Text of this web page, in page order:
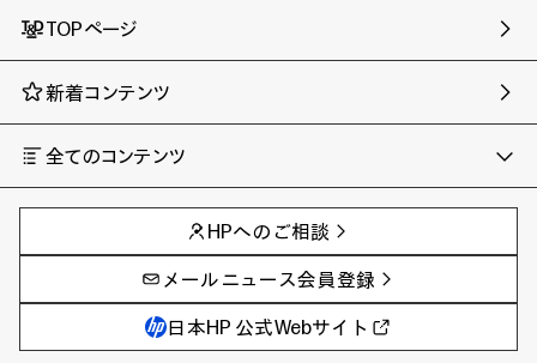
TOPページ
新着コンテンツ
全てのコンテンツ
AIの進化と活用事例
製品トレンド & レビュー
サイバーセキュリティ
教育とテクノロジー
ハイブリッドワーク
事例
イベントレポート
AI PC
AIワークステーション
Poly
WXP（DEXツール）
HPへのご相談
メールニュース会員登録
日本HP 公式Webサイト